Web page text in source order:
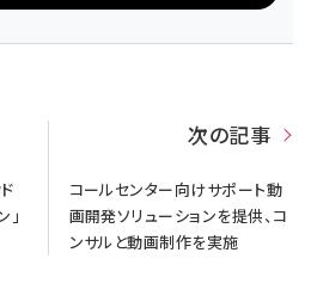
」
次の記事
コールセンター向けサポート動
画開発ソリューションを提供、コ
ンサルと動画制作を実施